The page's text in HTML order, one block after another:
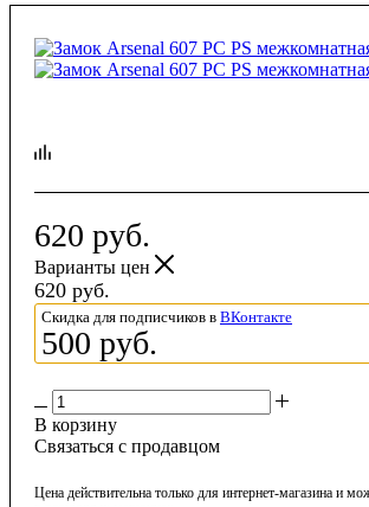
620 руб.
Варианты цен
620 руб.
Скидка для подписчиков в ВКонтакте
500 руб.
В корзину
Связаться с продавцом
Цена действительна только для интернет-магазина и